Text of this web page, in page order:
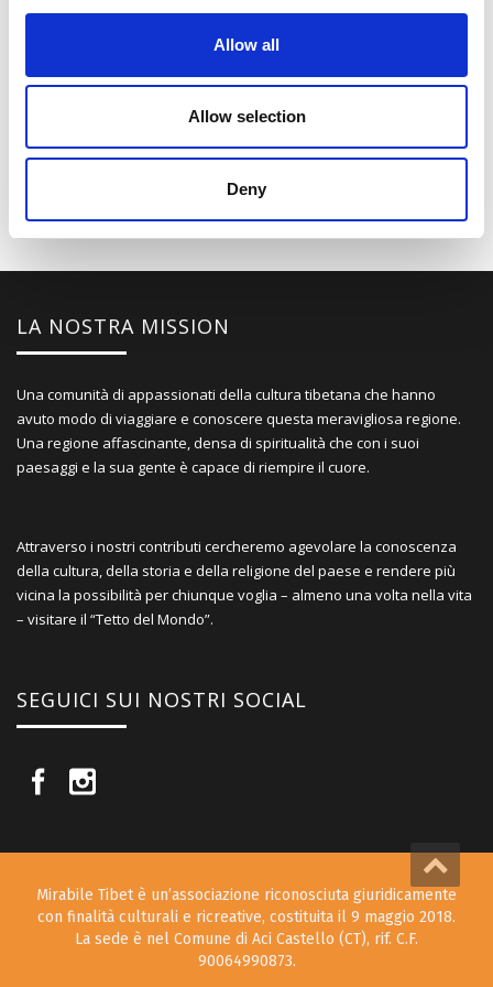
Allow all
Allow selection
Deny
climatici ad altissima quota, ha affermato Yao Tandong,
caposquadra della seconda spedizione scientifica.
LA NOSTRA MISSION
Una comunità di appassionati della cultura tibetana che hanno
avuto modo di viaggiare e conoscere questa meravigliosa regione.
Una regione affascinante, densa di spiritualità che con i suoi
paesaggi e la sua gente è capace di riempire il cuore.
Attraverso i nostri contributi cercheremo agevolare la conoscenza
della cultura, della storia e della religione del paese e rendere più
vicina la possibilità per chiunque voglia – almeno una volta nella vita
– visitare il “Tetto del Mondo”.
SEGUICI SUI NOSTRI SOCIAL
Mirabile Tibet è un’associazione riconosciuta giuridicamente
con finalità culturali e ricreative, costituita il 9 maggio 2018.
La sede è nel Comune di Aci Castello (CT), rif. C.F.
90064990873.